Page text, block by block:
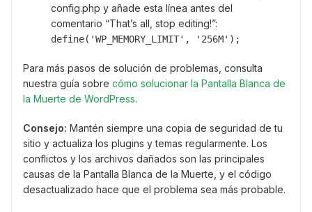
config.php y añade esta línea antes del
comentario “That’s all, stop editing!”:
define('WP_MEMORY_LIMIT', '256M');
Para más pasos de solución de problemas, consulta
nuestra guía sobre cómo solucionar la Pantalla Blanca de
la Muerte de WordPress.
Consejo: Mantén siempre una copia de seguridad de tu
sitio y actualiza los plugins y temas regularmente. Los
conflictos y los archivos dañados son las principales
causas de la Pantalla Blanca de la Muerte, y el código
desactualizado hace que el problema sea más probable.